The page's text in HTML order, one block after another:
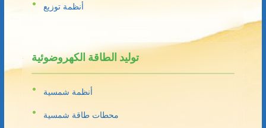
أنظمة توزيع
توليد الطاقة الكهروضوئية
أنظمة شمسية
محطات طاقة شمسية